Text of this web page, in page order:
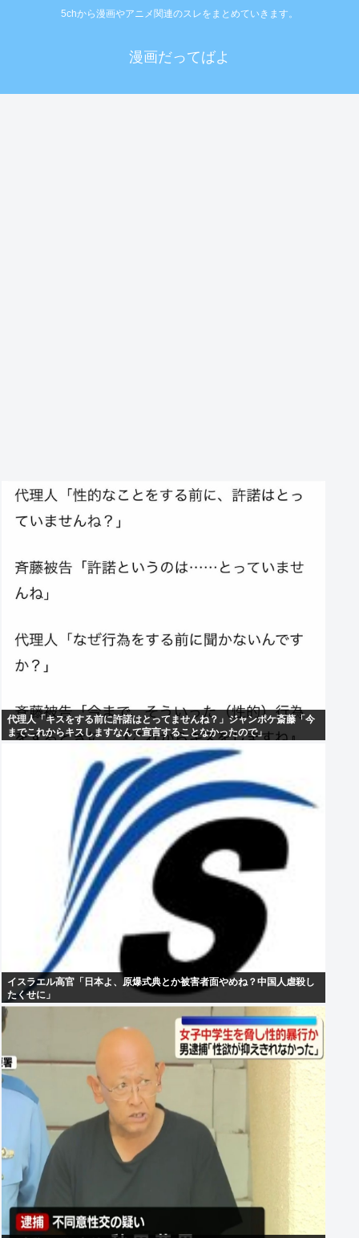
5chから漫画やアニメ関連のスレをまとめていきます。
漫画だってばよ
代理人「キスをする前に許諾はとってませんね？」ジャンポケ斎藤「今
までこれからキスしますなんて宣言することなかったので」
イスラエル高官「日本よ、原爆式典とか被害者面やめね？中国人虐殺し
たくせに」